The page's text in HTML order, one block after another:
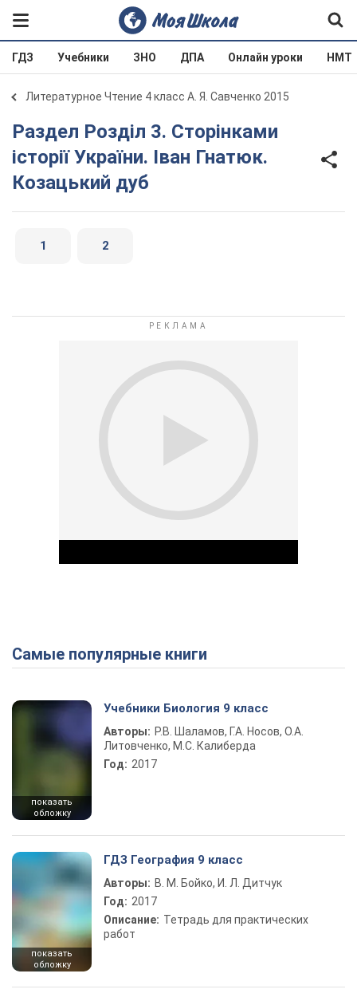
ГДЗ Учебники ЗНО ДПА Онлайн уроки НМТ
Литературное Чтение 4 класс А. Я. Савченко 2015
Раздел Розділ 3. Сторінками
історії України. Іван Гнатюк.
Козацький дуб
1 2
Play Video
Самые популярные книги
показать
обложку
Учебники Биология 9 класс
Авторы: Р.В. Шаламов, Г.А. Носов, О.А.
Литовченко, М.С. Калиберда
Год: 2017
показать
обложку
ГДЗ География 9 класс
Авторы: В. М. Бойко, И. Л. Дитчук
Год: 2017
Описание: Тетрадь для практических
работ